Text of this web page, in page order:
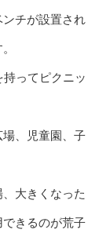
チが設置され
ってピクニッ
、児童園、子
大きくなった
きるのが荒子